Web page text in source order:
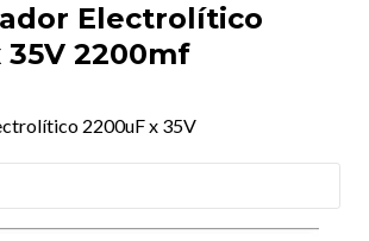
Electrolítico
35V 2200mf
2200uF x 35V